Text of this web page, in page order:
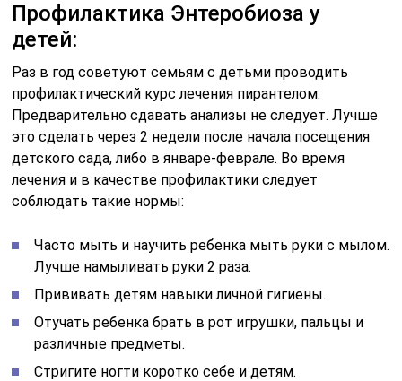
Профилактика Энтеробиоза у
детей:
Раз в год советуют семьям с детьми проводить
профилактический курс лечения пирантелом.
Предварительно сдавать анализы не следует. Лучше
это сделать через 2 недели после начала посещения
детского сада, либо в январе-феврале. Во время
лечения и в качестве профилактики следует
соблюдать такие нормы:
Часто мыть и научить ребенка мыть руки с мылом.
Лучше намыливать руки 2 раза.
Прививать детям навыки личной гигиены.
Отучать ребенка брать в рот игрушки, пальцы и
различные предметы.
Стригите ногти коротко себе и детям.